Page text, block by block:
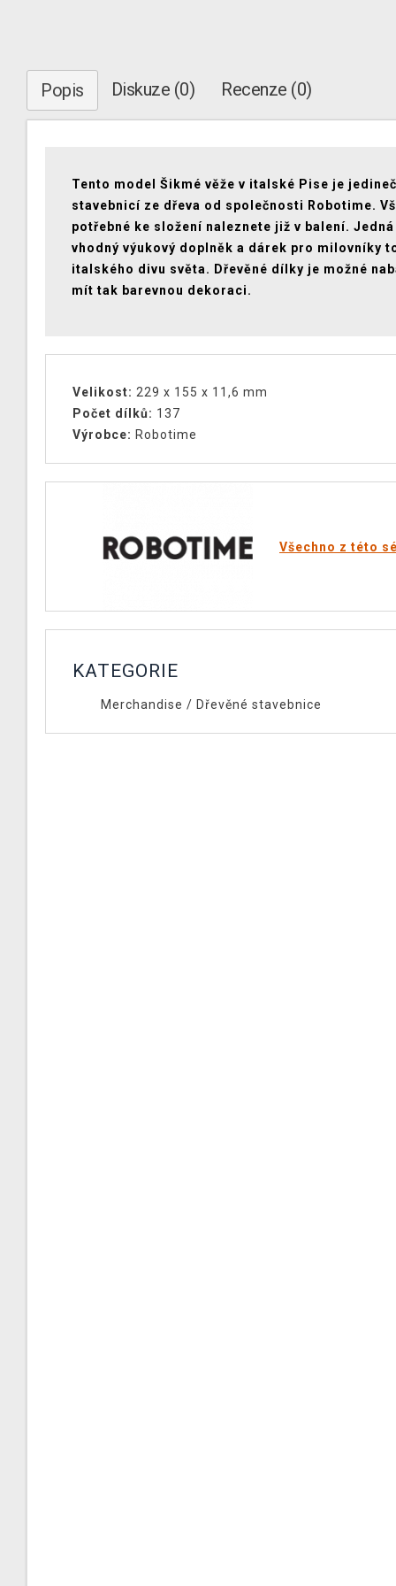
Popis Diskuze (0) Recenze (0)
Tento model Šikmé věže v italské Pise je
stavebnicí ze dřeva od společnosti Robotime.
potřebné ke složení naleznete již v balení.
vhodný výukový doplněk a dárek pro milovníky
italského divu světa. Dřevěné dílky je možné
mít tak barevnou dekoraci.
Velikost: 229 x 155 x 11,6 mm
Počet dílků: 137
Výrobce: Robotime
Všechno z této
KATEGORIE
Merchandise / Dřevěné stavebnice